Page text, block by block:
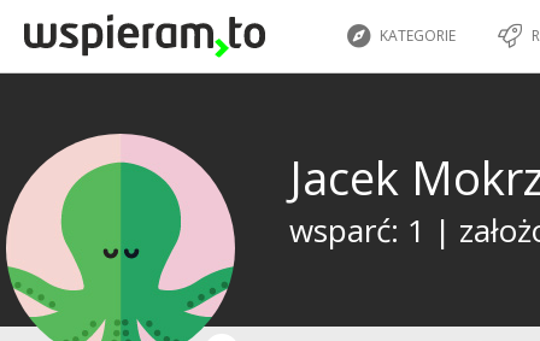
KATEGORIE
Jacek
wsparć: 1 |